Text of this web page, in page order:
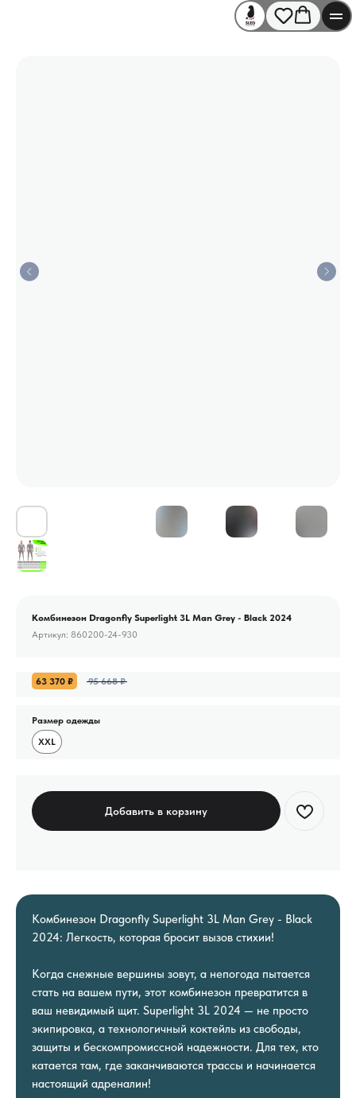
Комбинезон Dragonfly Superlight 3L Man Grey - Black 2024
Артикул: 860200-24-930
63 370 ₽ 95 668 ₽
Размер одежды
XXL
Добавить в корзину
Комбинезон Dragonfly Superlight 3L Man Grey - Black
2024: Легкость, которая бросит вызов стихии!
Когда снежные вершины зовут, а непогода пытается
стать на вашем пути, этот комбинезон превратится в
ваш невидимый щит. Superlight 3L 2024 — не просто
экипировка, а технологичный коктейль из свободы,
защиты и бескомпромиссной надежности. Для тех, кто
катается там, где заканчиваются трассы и начинается
настоящий адреналин!